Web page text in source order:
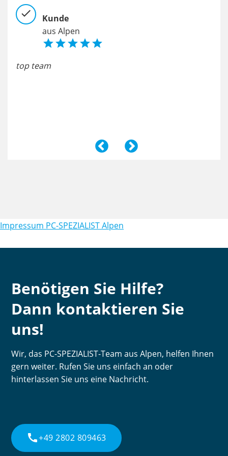
check
Kunde
aus Alpen

top team
Impressum PC-SPEZIALIST Alpen
Benötigen Sie Hilfe?
Dann kontaktieren Sie
uns!
Wir, das PC-SPEZIALIST-Team aus Alpen, helfen Ihnen
gern weiter. Rufen Sie uns einfach an oder
hinterlassen Sie uns eine Nachricht.
call+49 2802 809463